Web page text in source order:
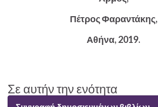
Πέτρος Φαραντάκης,
Αθήνα, 2019.
Σε αυτήν την ενότητα